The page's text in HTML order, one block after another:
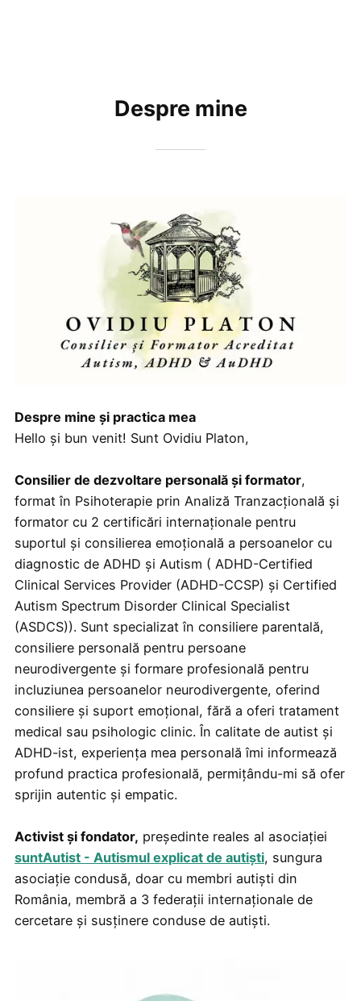
Despre mine
Despre mine și practica mea
Hello și bun venit! Sunt Ovidiu Platon,
Consilier de dezvoltare personală și formator,
format în Psihoterapie prin Analiză Tranzacțională și
formator cu 2 certificări internaționale pentru
suportul și consilierea emoțională a persoanelor cu
diagnostic de ADHD și Autism ( ADHD-Certified
Clinical Services Provider (ADHD-CCSP) și Certified
Autism Spectrum Disorder Clinical Specialist
(ASDCS)). Sunt specializat în consiliere parentală,
consiliere personală pentru persoane
neurodivergente și formare profesională pentru
incluziunea persoanelor neurodivergente, oferind
consiliere și suport emoțional, fără a oferi tratament
medical sau psihologic clinic. În calitate de autist și
ADHD-ist, experiența mea personală îmi informează
profund practica profesională, permițându-mi să ofer
sprijin autentic și empatic.
Activist și fondator, președinte reales al asociației
suntAutist - Autismul explicat de autiști, sungura
asociație condusă, doar cu membri autiști din
România, membră a 3 federații internaționale de
cercetare și susținere conduse de autiști.